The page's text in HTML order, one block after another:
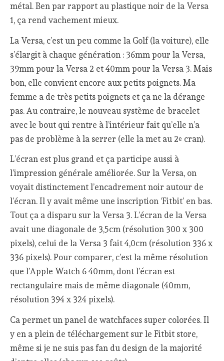
métal. Ben par rapport au plastique noir de la Versa
1, ça rend vachement mieux.
La Versa, c’est un peu comme la Golf (la voiture), elle
s’élargit à chaque génération : 36mm pour la Versa,
39mm pour la Versa 2 et 40mm pour la Versa 3. Mais
bon, elle convient encore aux petits poignets. Ma
femme a de très petits poignets et ça ne la dérange
pas. Au contraire, le nouveau système de bracelet
avec le bout qui rentre à l’intérieur fait qu’elle n’a
pas de problème à la serrer (elle la met au 2e cran).
L’écran est plus grand et ça participe aussi à
l’impression générale améliorée. Sur la Versa, on
voyait distinctement l’encadrement noir autour de
l’écran. Il y avait même une inscription ‘Fitbit’ en bas.
Tout ça a disparu sur la Versa 3. L’écran de la Versa
avait une diagonale de 3,5cm (résolution 300 x 300
pixels), celui de la Versa 3 fait 4,0cm (résolution 336 x
336 pixels). Pour comparer, c’est la même résolution
que l’Apple Watch 6 40mm, dont l’écran est
rectangulaire mais de même diagonale (40mm,
résolution 394 x 324 pixels).
Ca permet un panel de watchfaces super colorées. Il
y en a plein de téléchargement sur le Fitbit store,
même si je ne suis pas fan du design de la majorité